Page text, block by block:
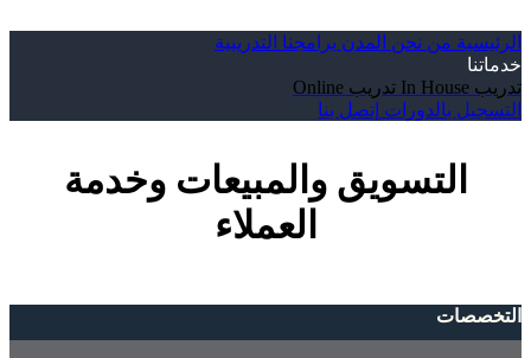
الرئيسية من نحن المدن برامجنا التدريبية
خدماتنا
تدريب In House
تدريب Online
التسجيل بالدورات إتصل بنا
التسويق والمبيعات وخدمة
العملاء
التخصصات